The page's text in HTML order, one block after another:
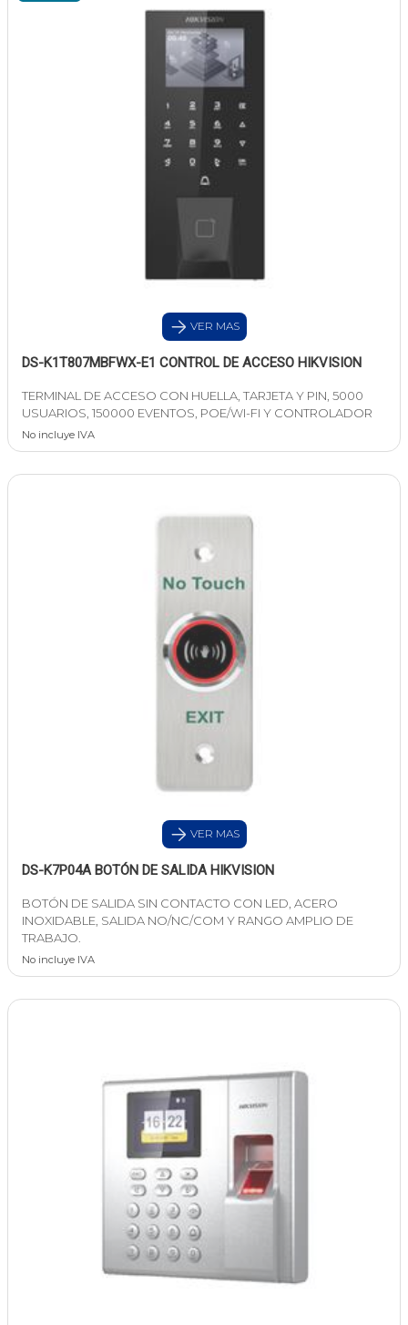
VER MAS
DS-K1T807MBFWX-E1 CONTROL DE ACCESO HIKVISION
TERMINAL DE ACCESO CON HUELLA, TARJETA Y PIN, 5000
USUARIOS, 150000 EVENTOS, POE/WI-FI Y CONTROLADOR
No incluye IVA
VER MAS
DS-K7P04A BOTÓN DE SALIDA HIKVISION
BOTÓN DE SALIDA SIN CONTACTO CON LED, ACERO
INOXIDABLE, SALIDA NO/NC/COM Y RANGO AMPLIO DE
TRABAJO.
No incluye IVA